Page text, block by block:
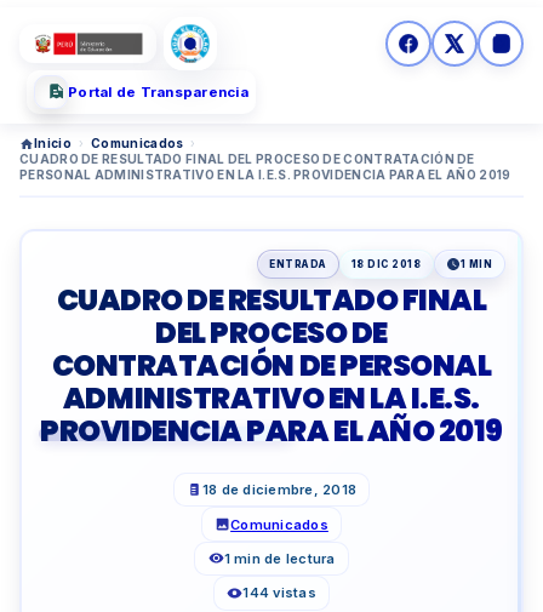
Portal de Transparencia
Inicio › Comunicados ›
CUADRO DE RESULTADO FINAL DEL PROCESO DE CONTRATACIÓN DE
PERSONAL ADMINISTRATIVO EN LA I.E.S. PROVIDENCIA PARA EL AÑO 2019
ENTRADA 18 DIC 2018 1 MIN
CUADRO DE RESULTADO FINAL
DEL PROCESO DE
CONTRATACIÓN DE PERSONAL
ADMINISTRATIVO EN LA I.E.S.
PROVIDENCIA PARA EL AÑO 2019
18 de diciembre, 2018
Comunicados
1 min de lectura
144 vistas